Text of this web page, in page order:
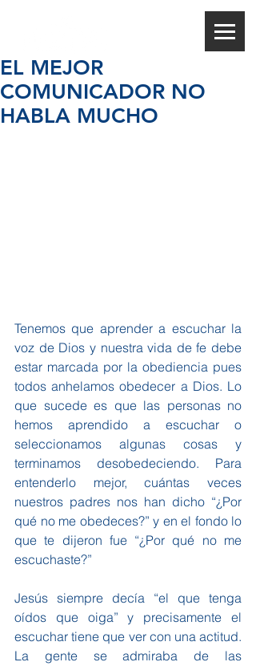
EL MEJOR
COMUNICADOR NO
HABLA MUCHO
Tenemos que aprender a escuchar la
voz de Dios y nuestra vida de fe debe
estar marcada por la obediencia pues
todos anhelamos obedecer a Dios. Lo
que sucede es que las personas no
hemos aprendido a escuchar o
seleccionamos algunas cosas y
terminamos desobedeciendo. Para
entenderlo mejor, cuántas veces
nuestros padres nos han dicho “¿Por
qué no me obedeces?” y en el fondo lo
que te dijeron fue “¿Por qué no me
escuchaste?”
Jesús siempre decía “el que tenga
oídos que oiga” y precisamente el
escuchar tiene que ver con una actitud.
La gente se admiraba de las